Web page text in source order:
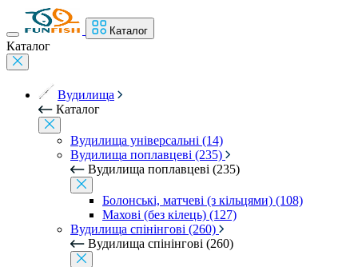
Каталог
Каталог
Вудилища
Каталог
Вудилища універсальні (14)
Вудилища поплавцеві (235)
Вудилища поплавцеві (235)
Болонські, матчеві (з кільцями) (108)
Махові (без кілець) (127)
Вудилища спінінгові (260)
Вудилища спінінгові (260)